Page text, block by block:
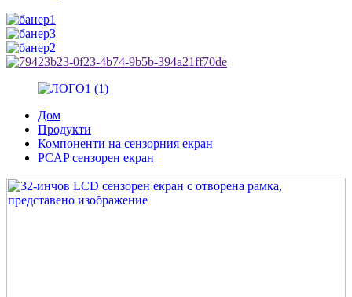
Дом
Продукти
Компоненти на сензорния екран
PCAP сензорен екран